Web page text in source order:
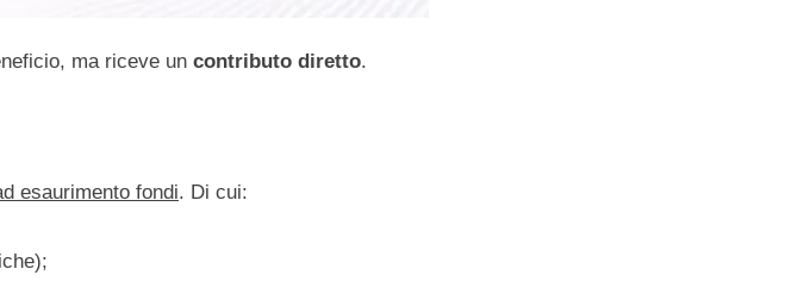
ma riceve un contributo diretto.
esaurimento fondi. Di cui: